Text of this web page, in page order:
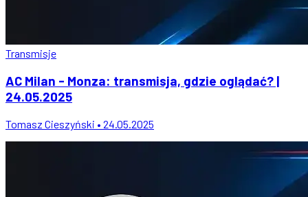
Transmisje
AC Milan - Monza: transmisja, gdzie oglądać? |
24.05.2025
Tomasz Cieszyński • 24.05.2025